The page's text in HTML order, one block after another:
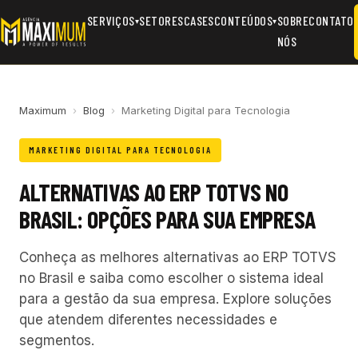
SERVIÇOS▾SETORESCASESCONTEÚDOS▾SOBRE
NÓS
CONTATO
Maximum › Blog › Marketing Digital para Tecnologia
MARKETING DIGITAL PARA TECNOLOGIA
ALTERNATIVAS AO ERP TOTVS NO
BRASIL: OPÇÕES PARA SUA EMPRESA
Conheça as melhores alternativas ao ERP TOTVS
no Brasil e saiba como escolher o sistema ideal
para a gestão da sua empresa. Explore soluções
que atendem diferentes necessidades e
segmentos.